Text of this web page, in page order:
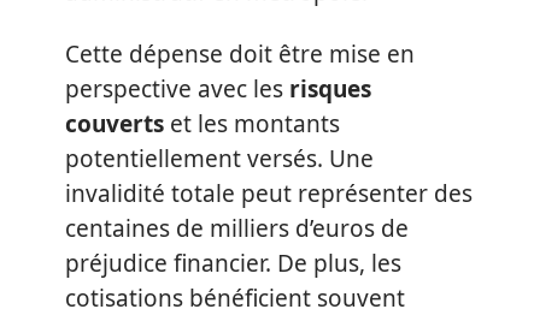
Cette dépense doit être mise en
perspective avec les risques
couverts et les montants
potentiellement versés. Une
invalidité totale peut représenter des
centaines de milliers d’euros de
préjudice financier. De plus, les
cotisations bénéficient souvent